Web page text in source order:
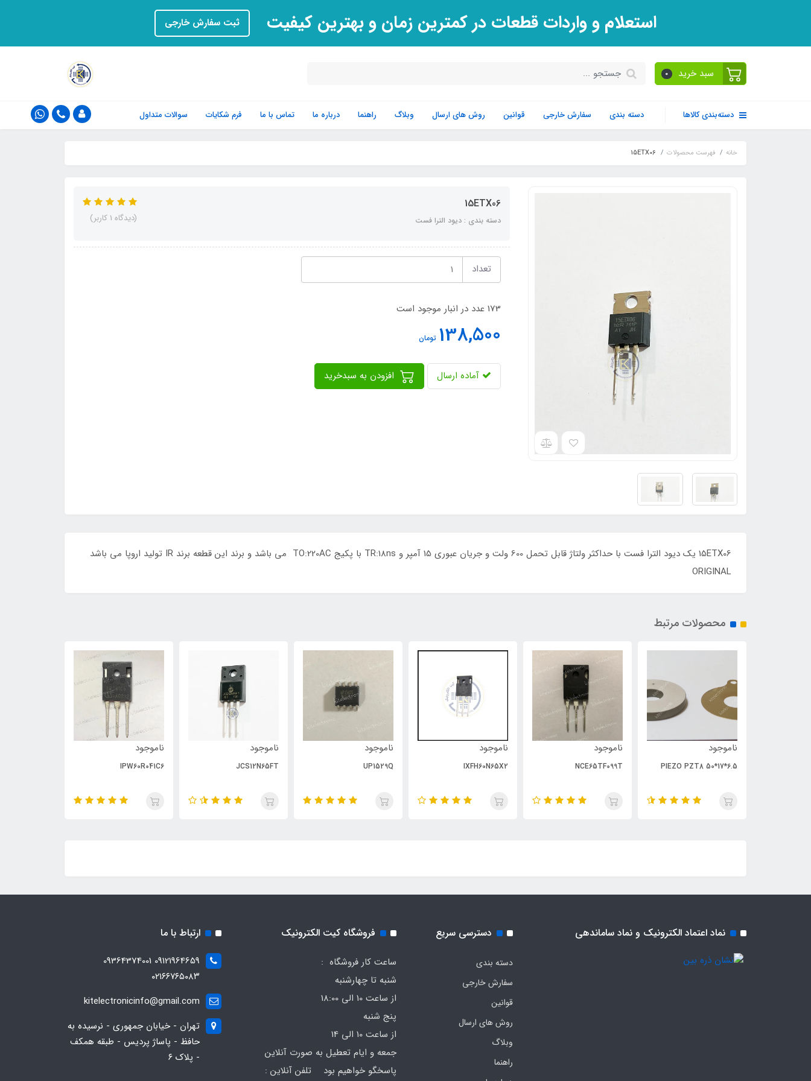
استعلام و واردات قطعات در کمترین زمان و بهترین کیفیت ثبت سفارش خارجی
سبد خرید 0
دسته‌بندی کالاها دسته بندی سفارش خارجی قوانین روش های ارسال وبلاگ راهنما درباره ما تماس با ما فرم‌ شکایات سوالات متداول
خانه فهرست محصولات 15ETX06
15ETX06
دسته بندی : دیود الترا فست (دیدگاه 1 کاربر)
تعداد
173 عدد در انبار موجود است
138,500 تومان
آماده ارسال
15ETX06 یک دیود الترا فست با حداکثر ولتاژ قابل تحمل 600 ولت و جریان عبوری 15 آمپر و TR:18ns با پکیج TO:220AC می باشد و برند این قطعه برند IR تولید اروپا می باشد
ORIGINAL
محصولات مرتبط
ناموجود
PIEZO PZT8 50*17*6.5
ناموجود
NCE65TF099T
ناموجود
IXFH60N65X2
ناموجود
UP1529Q
ناموجود
JCS12N65FT
ناموجود
IPW60R041C6
نماد اعتماد الکترونیک و نماد ساماندهی دسترسی سریع
دسته بندی
سفارش خارجی
قوانین
روش های ارسال
وبلاگ
راهنما
فروشگاه کیت الکترونیک
ساعت کار فروشگاه :
شنبه تا چهارشنبه
از ساعت 10 الی 18:00
پنج شنبه
از ساعت 10 الی 14
جمعه و ایام تعطیل به صورت آنلاین
پاسخگو خواهیم بود تلفن آنلاین :
ارتباط با ما
09121964659 09364374001
۰۲۱۶۶۷۶۵۰۸۳
kitelectronicinfo@gmail.com
تهران - خیابان جمهوری - نرسیده به
حافظ - پاساژ پردیس - طبقه همکف
- پلاک ۶